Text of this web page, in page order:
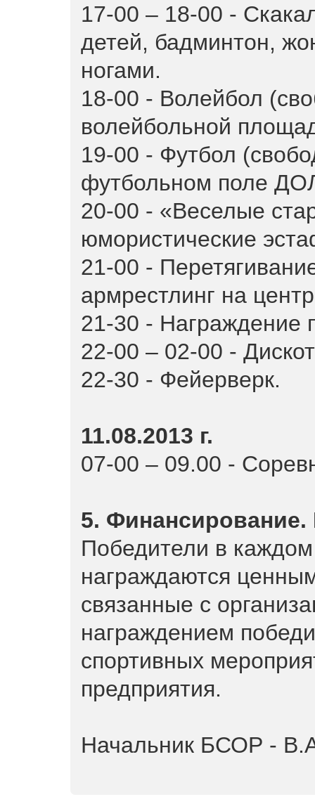
17-00 – 18-00 -
детей, бадминтон,
ногами.
18-00 - Волейбол
волейбольной
19-00 - Футбол
футбольном поле
20-00 - «Веселые
юмористические
21-00 -
армрестлинг на
21-30 - Награждение
22-00 – 02-00 -
22-30 - Фейерверк.
11.08.2013 г.
07-00 – 09.00 -
5. Финансирование.
Победители в
награждаются
связанные с
награждением
спортивных
предприятия.
Начальник БСОР -